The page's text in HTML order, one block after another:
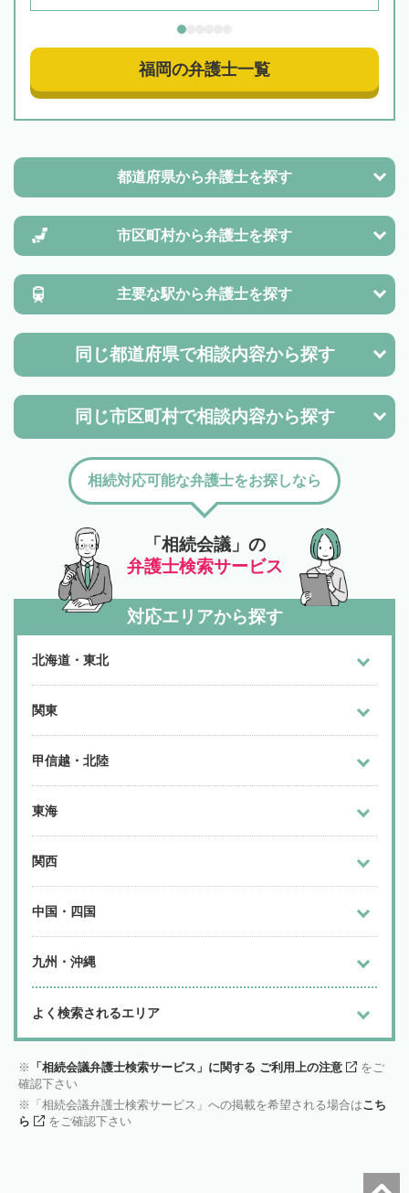
福岡の弁護士一覧
都道府県から弁護士を探す
市区町村から弁護士を探す
主要な駅から弁護士を探す
同じ都道府県で相談内容から探す
同じ市区町村で相談内容から探す
「相続会議」の
弁護士検索サービス
相続対応可能な弁護士をお探しなら
対応エリアから探す
北海道・東北
関東
甲信越・北陸
東海
関西
中国・四国
九州・沖縄
よく検索されるエリア
「相続会議弁護士検索サービス」に関する ご利用上の注意
をご
確認下さい
「相続会議弁護士検索サービス」への掲載を希望される場合はこち
ら
をご確認下さい